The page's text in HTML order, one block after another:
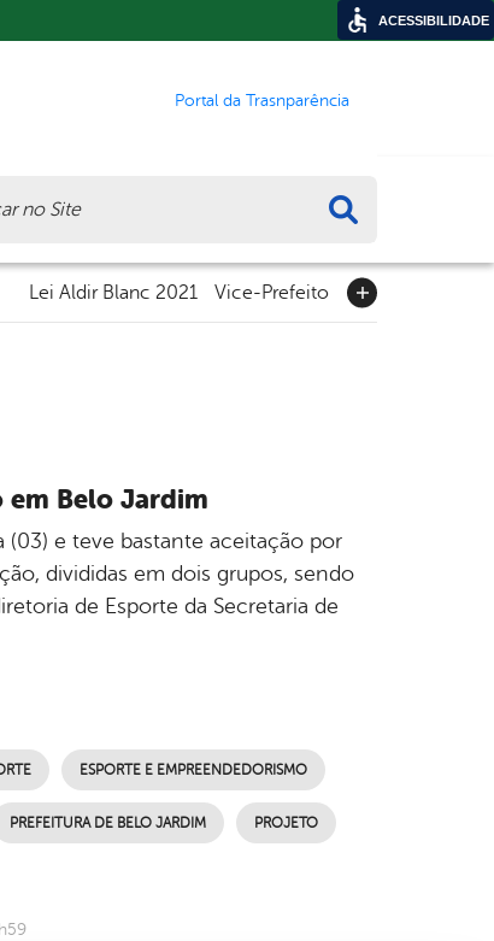
Portal da Trasnparência
Lei Aldir Blanc 2021 Vice-Prefeito
em Belo Jardim
(03) e teve bastante aceitação por
divididas em dois grupos, sendo
de Esporte da Secretaria de
ESPORTE E EMPREENDEDORISMO
PREFEITURA DE BELO JARDIM PROJETO
ACESSIBILIDADE